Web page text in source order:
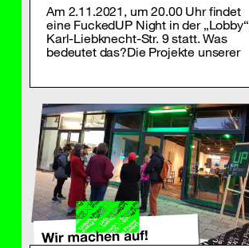
Am 2.11.2021, um 20.00 Uhr findet
eine FuckedUP Night in der „Lobby“,
Karl-Liebknecht-Str. 9 statt. Was
bedeutet das?Die Projekte unserer